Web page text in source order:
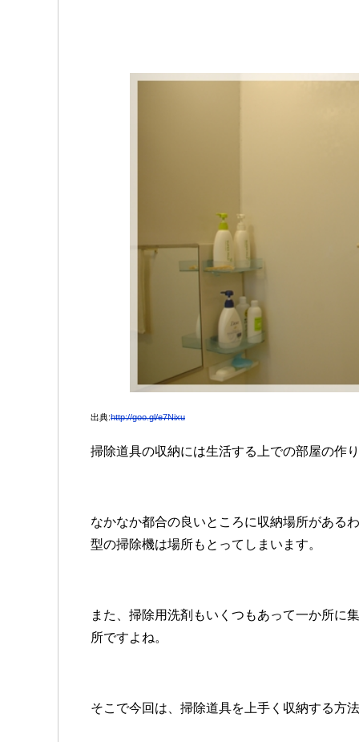
出典:http://goo.gl/e7Nixu
掃除道具の収納には生活する上での部屋の作
なかなか都合の良いところに収納場所がある
型の掃除機は場所もとってしまいます。
また、掃除用洗剤もいくつもあって一か所に
所ですよね。
そこで今回は、掃除道具を上手く収納する方